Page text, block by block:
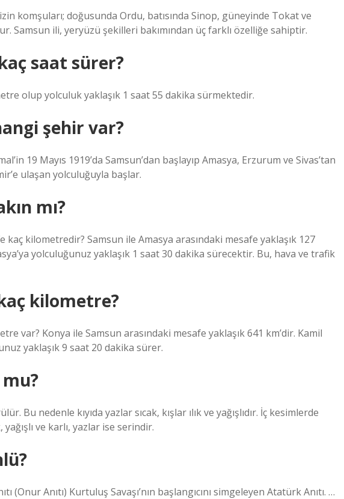
komşuları; doğusunda Ordu, batısında Sinop, güneyinde Tokat ve
Samsun ili, yeryüzü şekilleri bakımından üç farklı özelliğe sahiptir.
saat sürer?
olup yolculuk yaklaşık 1 saat 55 dakika sürmektedir.
şehir var?
19 Mayıs 1919’da Samsun’dan başlayıp Amasya, Erzurum ve Sivas’tan
ulaşan yolculuğuyla başlar.
mı?
kaç kilometredir? Samsun ile Amasya arasındaki mesafe yaklaşık 127
yolculuğunuz yaklaşık 1 saat 30 dakika sürecektir. Bu, hava ve trafik
kilometre?
var? Konya ile Samsun arasındaki mesafe yaklaşık 641 km’dir. Kamil
yaklaşık 9 saat 20 dakika sürer.
mu?
Bu nedenle kıyıda yazlar sıcak, kışlar ılık ve yağışlıdır. İç kesimlerde
ve karlı, yazlar ise serindir.
(Onur Anıtı) Kurtuluş Savaşı’nın başlangıcını simgeleyen Atatürk Anıtı. …